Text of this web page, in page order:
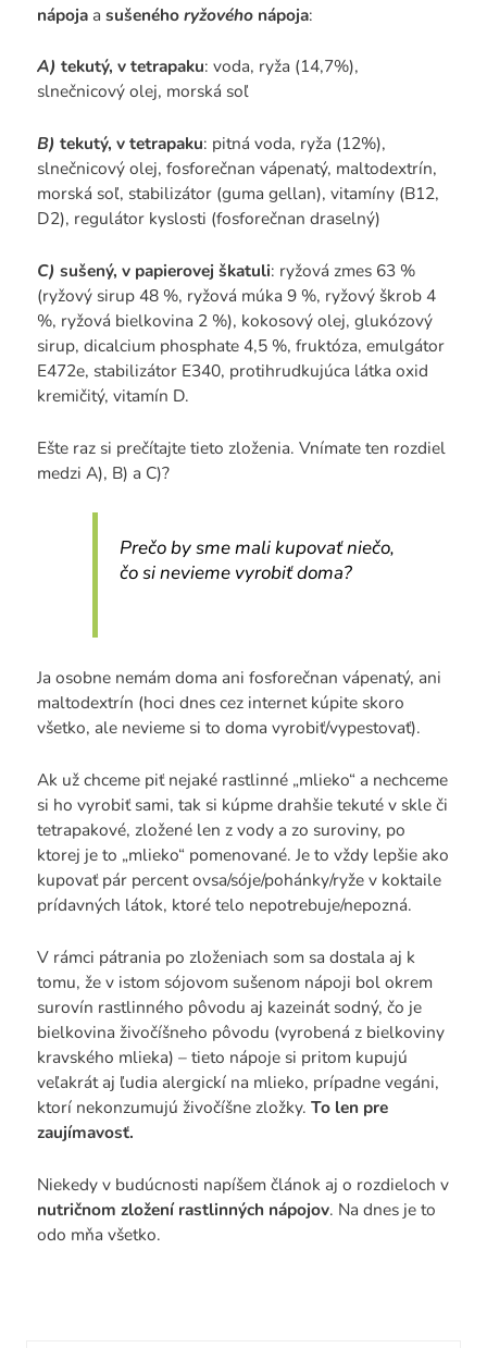
nápojaa sušenéhoryžovéhonápoja:
A) tekutý, v tetrapaku: voda, ryža (14,7%),
slnečnicový olej, morská soľ
B) tekutý, v tetrapaku: pitná voda, ryža (12%),
slnečnicový olej, fosforečnan vápenatý, maltodextrín,
morská soľ, stabilizátor (guma gellan), vitamíny (B12,
D2), regulátor kyslosti (fosforečnan draselný)
C) sušený, v papierovej škatuli: ryžová zmes 63 %
(ryžový sirup 48 %, ryžová múka 9 %, ryžový škrob 4
%, ryžová bielkovina 2 %), kokosový olej, glukózový
sirup, dicalcium phosphate 4,5 %, fruktóza, emulgátor
E472e, stabilizátor E340, protihrudkujúca látka oxid
kremičitý, vitamín D.
Ešte raz si prečítajte tieto zloženia. Vnímate ten rozdiel
medzi A), B) a C)?
Prečo by sme mali kupovať niečo,
čo si nevieme vyrobiť doma?
Ja osobne nemám doma ani fosforečnan vápenatý, ani
maltodextrín (hoci dnes cez internet kúpite skoro
všetko, ale nevieme si to doma vyrobiť/vypestovať).
Ak už chceme piť nejaké rastlinné „mlieko“ a nechceme
si ho vyrobiť sami, tak si kúpme drahšie tekuté v skle či
tetrapakové, zložené len z vody a zo suroviny, po
ktorej je to „mlieko“ pomenované. Je to vždy lepšie ako
kupovať pár percent ovsa/sóje/pohánky/ryže v koktaile
prídavných látok, ktoré telo nepotrebuje/nepozná.
V rámci pátrania po zloženiach som sa dostala aj k
tomu, že v istom sójovom sušenom nápoji bol okrem
surovín rastlinného pôvodu aj kazeinát sodný, čo je
bielkovina živočíšneho pôvodu (vyrobená z bielkoviny
kravského mlieka) – tieto nápoje si pritom kupujú
veľakrát aj ľudia alergickí na mlieko, prípadne vegáni,
ktorí nekonzumujú živočíšne zložky. To len pre
zaujímavosť.
Niekedy v budúcnosti napíšem článok aj o rozdieloch v
nutričnom zložení rastlinných nápojov. Na dnes je to
odo mňa všetko.